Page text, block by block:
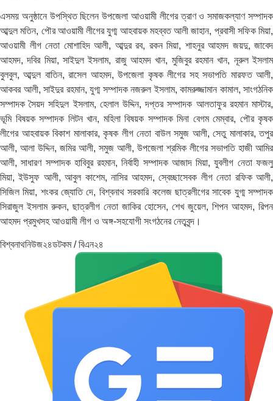
এসময় অনুষ্ঠানে উপস্থিত ছিলেন উপজেলা আওয়ামী লীগের ত্রাণ ও সমাজকল্যাণ সম্পাদক
আব্দুল মতিন, পৌর আওয়ামী লীগের যুগ্ম আহবায়ক মহব্বত আলী জাহান, প্রবাসী সফিক মিয়া,
আওয়ামী লীগ নেতা মোশাহিদ আলী, আব্দুর রব, রকন মিয়া, শাহনুর আহমদ জয়দু, জাবেদ
আহমদ, দবির মিয়া, সাইদুল ইসলাম, রাজু আহমদ খান, মুজিবুর রহমান খান, নূরুল ইসলাম
বুলবুল, আব্দুল বাতিন, রাসেল আহমদ, উপজেলা কৃষক লীগের সহ সভাপতি মারফত আলী,
আকবর আলী, সাইদুর রহমান, যুগ্ম সম্পাদক নজরুল ইসলাম, কামরুজ্জামান কামাল, সাংগঠনিক
সম্পাদক সৈয়দ সহিদুল ইসলাম, হেলাল উদ্দিন, দপ্তর সম্পাদক আলতাফুর রহমান মাস্টার,
ভূমি বিষয়ক সম্পাদক লিটন খান, মহিলা বিষয়ক সম্পাদক মিনা বেগম মেম্বার, পৌর কৃষক
লীগের আহবায়ক বিকাশ মালাকার, কৃষক লীগ নেতা বাউল সমুজ আলী, সেতু মালাকার, তপুর
আলী, আলা উদ্দিন, জমির আলী, সমুজ আলী, উপজেলা শ্রমিক লীগের সভাপতি হাজী আমির
আলী, সাধারণ সম্পাদক হাবিবুর রহমান, নির্বাহী সম্পাদক আজাদ মিয়া, যুবলীগ নেতা ফজলু
মিয়া, ইউসুফ আলী, আবুল কাশেম, নাসির আহমদ, স্বেচ্ছাসেবক লীগ নেতা রফিক আলী,
সিজিল মিয়া, শংকর জ্যোতি দে, বিশ্বনাথ সরকারি কলেজ ছাত্রলীগের সাবেক যুগ্ম সম্পাদক
সিরাজুল ইসলাম রুকন, ছাত্রলীগ নেতা জাকির হোসেন, শেখ জুয়েল, শিপন আহমদ, রিপন
আহমদ প্রমুখসহ আওয়ামী লীগ ও অঙ্গ-সহযোগী সংগঠনের নেতৃবৃন্দ।
বিশ্বনাথনিউজ২৪ডটকম / বিএন২৪